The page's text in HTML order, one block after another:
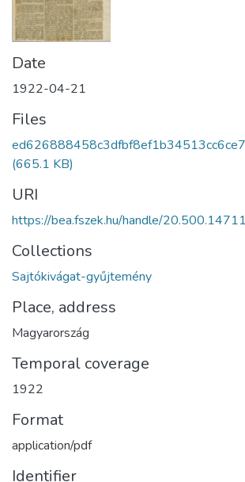
Date
1922-04-21
Files
(665.1 KB)
URI
https://bea.fszek.hu/handle/
Collections
Sajtókivágat-gyűjtemény
Place, address
Magyarország
Temporal coverage
1922
Format
application/pdf
Identifier